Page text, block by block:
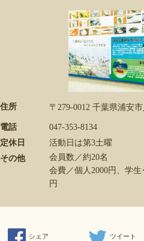
住所 〒279-0012 千葉県浦安
電話
047-353-8134
定休日
活動日は第3土曜
その他
会員数／約20名
会費／個人2000円、学
円
シェア ツイート